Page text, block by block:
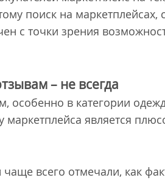
поиск на маркетплейсах,
с точки зрения
– не всегда
особенно в категории
маркетплейса является
всего отмечали, как